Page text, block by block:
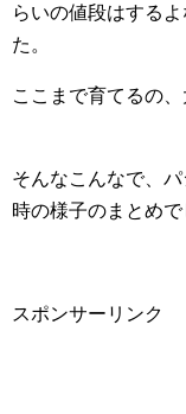
らいの値段はする
た。
ここまで育てるの、
そんなこんなで、
時の様子のまとめで
スポンサーリンク